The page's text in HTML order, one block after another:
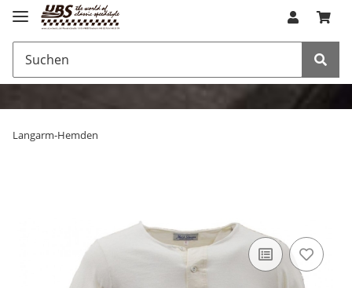
Langarm-Hemden